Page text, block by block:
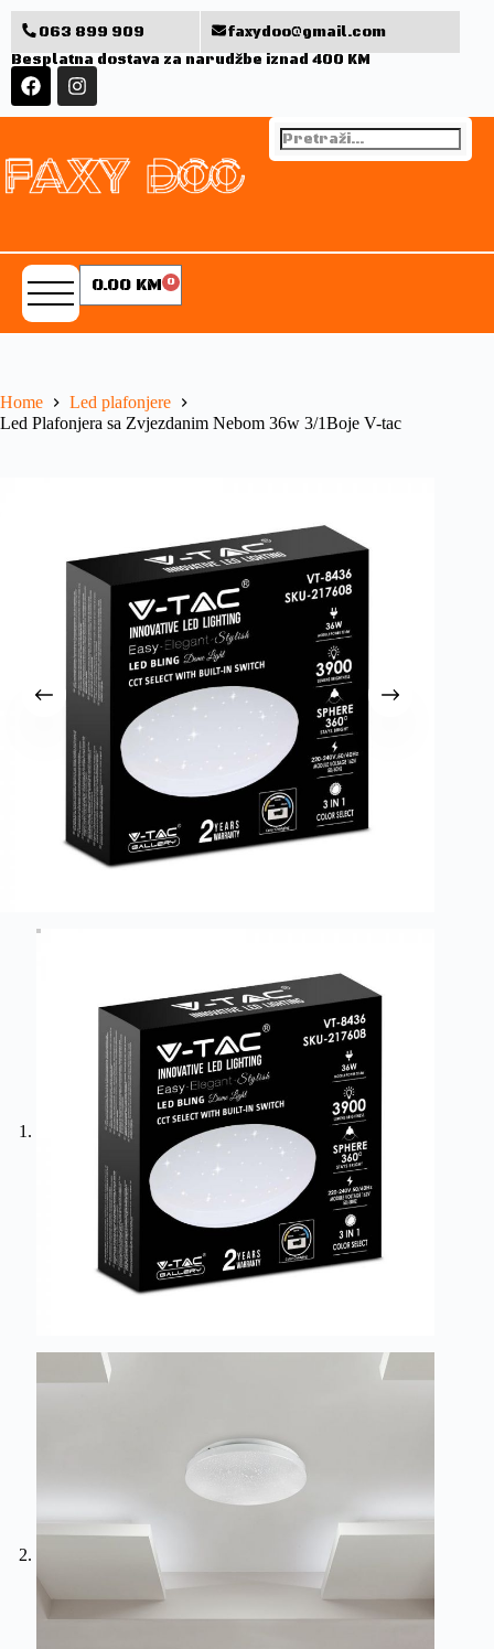
063 899 909
faxydoo@gmail.com
Besplatna dostava za narudžbe iznad 400 KM
0.00 KM 0
Home
Led plafonjere
Led Plafonjera sa Zvjezdanim Nebom 36w 3/1Boje V-tac